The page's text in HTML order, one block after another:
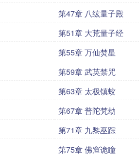
第47章 八纮量子殿
第51章 大荒量子经
第55章 万仙焚星
第59章 武英禁咒
第63章 太极镇蛟
第67章 普陀梵劫
第71章 九黎巫踪
第75章 佛窟诡瞳